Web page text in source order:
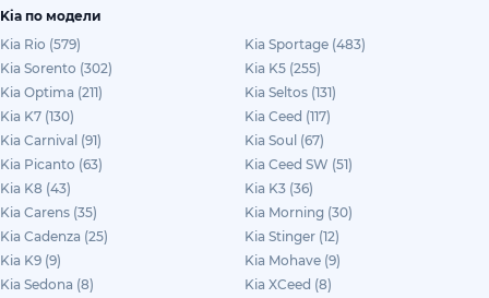
Kia по модели
Kia Rio (579)
Kia Sportage (483)
Kia Sorento (302)
Kia K5 (255)
Kia Optima (211)
Kia Seltos (131)
Kia K7 (130)
Kia Ceed (117)
Kia Carnival (91)
Kia Soul (67)
Kia Picanto (63)
Kia Ceed SW (51)
Kia K8 (43)
Kia K3 (36)
Kia Carens (35)
Kia Morning (30)
Kia Cadenza (25)
Kia Stinger (12)
Kia K9 (9)
Kia Mohave (9)
Kia Sedona (8)
Kia XCeed (8)